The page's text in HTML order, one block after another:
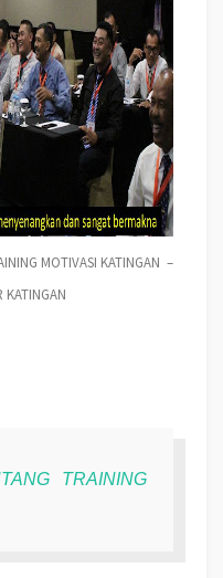
MOTIVASI KATINGAN –
KATINGAN
TRAINING